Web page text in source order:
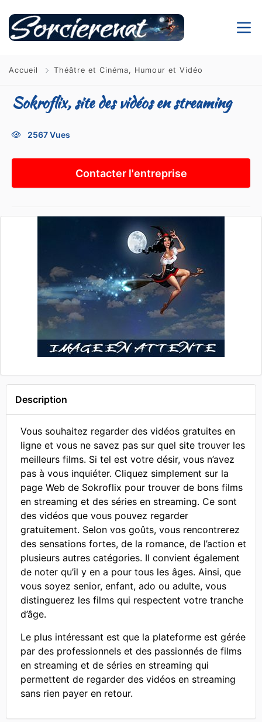
Accueil Théâtre et Cinéma, Humour et Vidéo
Sokroflix, site des vidéos en streaming
2567 Vues
Contacter l'entreprise
Description
Vous souhaitez regarder des vidéos gratuites en
ligne et vous ne savez pas sur quel site trouver les
meilleurs films. Si tel est votre désir, vous n’avez
pas à vous inquiéter. Cliquez simplement sur la
page Web de Sokroflix pour trouver de bons films
en streaming et des séries en streaming. Ce sont
des vidéos que vous pouvez regarder
gratuitement. Selon vos goûts, vous rencontrerez
des sensations fortes, de la romance, de l’action et
plusieurs autres catégories. Il convient également
de noter qu’il y en a pour tous les âges. Ainsi, que
vous soyez senior, enfant, ado ou adulte, vous
distinguerez les films qui respectent votre tranche
d’âge.
Le plus intéressant est que la plateforme est gérée
par des professionnels et des passionnés de films
en streaming et de séries en streaming qui
permettent de regarder des vidéos en streaming
sans rien payer en retour.